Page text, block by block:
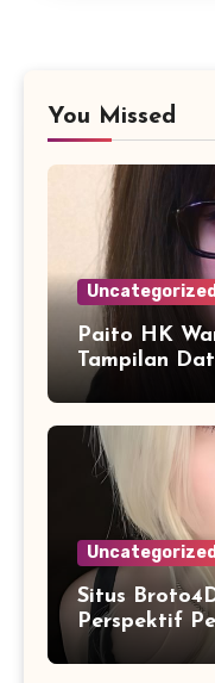
You Missed
Uncategorized
Paito HK
Tampilan
Dipahami
Uncategorized
Situs
Perspektif
dan